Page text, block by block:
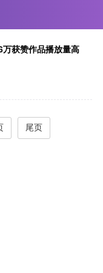
获赞作品播放量高
尾页